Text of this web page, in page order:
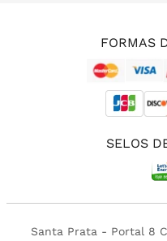
FORMAS
SELOS
Santa Prata - Portal 8